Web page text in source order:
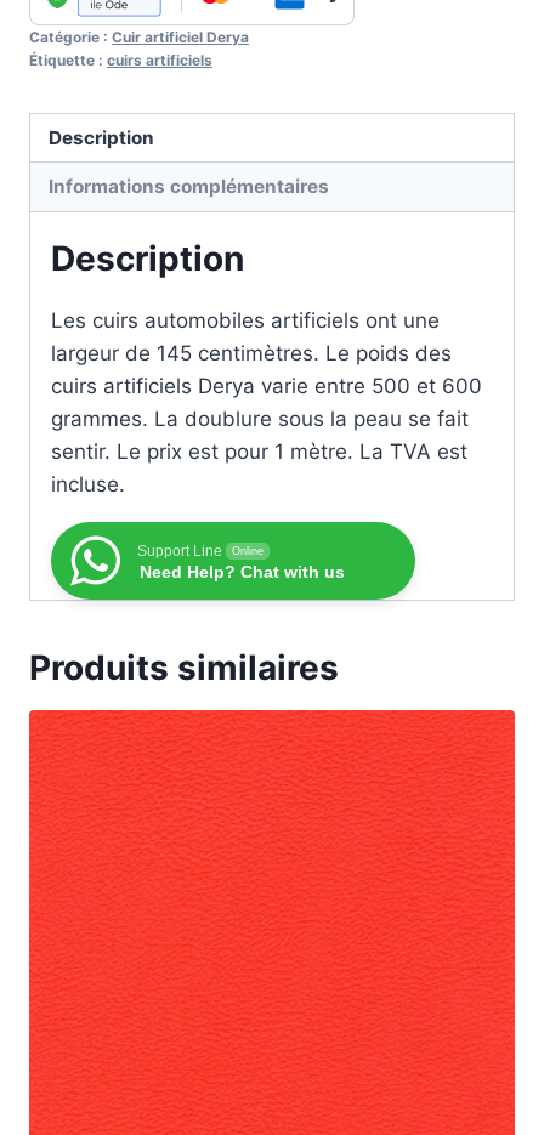
Derya
206
Catégorie : Cuir artificiel Derya
Étiquette : cuirs artificiels
Description
Informations complémentaires
Description
Les cuirs automobiles artificiels ont une
largeur de 145 centimètres. Le poids des
cuirs artificiels Derya varie entre 500 et 600
grammes. La doublure sous la peau se fait
sentir. Le prix est pour 1 mètre. La TVA est
incluse.
Support Line Online
Need Help? Chat with us
Produits similaires